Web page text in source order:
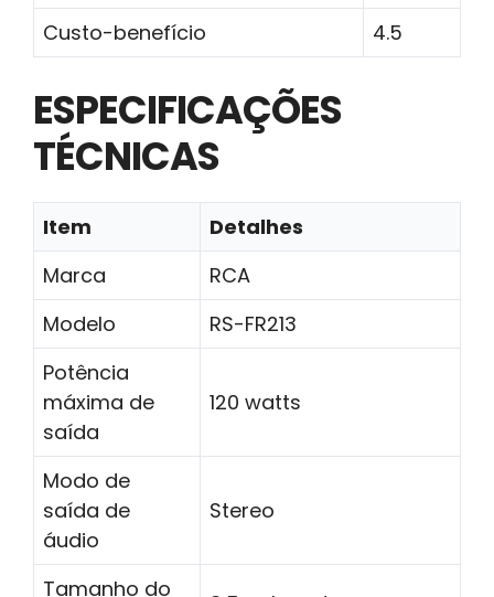
Custo-benefício 4.5
ESPECIFICAÇÕES
TÉCNICAS
Item
Detalhes
Marca
RCA
Modelo
RS-FR213
Potência
máxima de
saída
120 watts
Modo de
saída de
áudio
Stereo
Tamanho do